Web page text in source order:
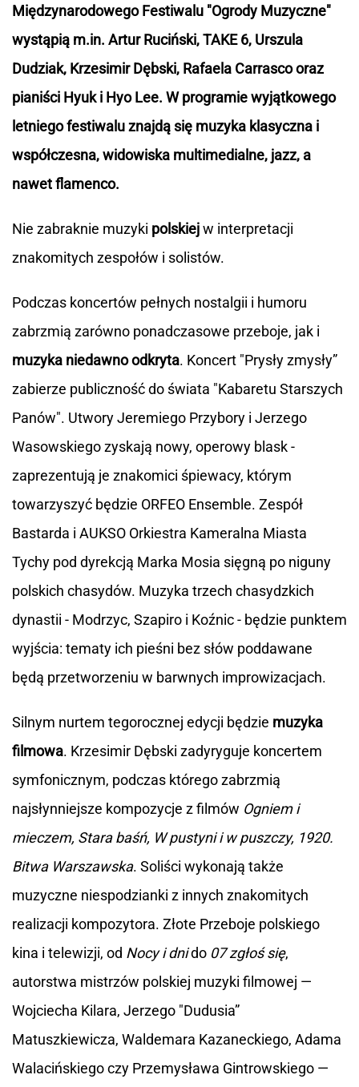
Międzynarodowego Festiwalu "Ogrody Muzyczne"
wystąpią m.in. Artur Ruciński, TAKE 6, Urszula
Dudziak, Krzesimir Dębski, Rafaela Carrasco oraz
pianiści Hyuk i Hyo Lee. W programie wyjątkowego
letniego festiwalu znajdą się muzyka klasyczna i
współczesna, widowiska multimedialne, jazz, a
nawet flamenco.
Nie zabraknie muzyki polskiejw interpretacji
znakomitych zespołów i solistów.
Podczas koncertów pełnych nostalgii i humoru
zabrzmią zarówno ponadczasowe przeboje, jak i
muzyka niedawno odkryta. Koncert "Prysły zmysły”
zabierze publiczność do świata "Kabaretu Starszych
Panów". Utwory Jeremiego Przybory i Jerzego
Wasowskiego zyskają nowy, operowy blask -
zaprezentują je znakomici śpiewacy, którym
towarzyszyć będzie ORFEO Ensemble. Zespół
Bastarda i AUKSO Orkiestra Kameralna Miasta
Tychy pod dyrekcją Marka Mosia sięgną po niguny
polskich chasydów. Muzyka trzech chasydzkich
dynastii - Modrzyc, Szapiro i Koźnic - będzie punktem
wyjścia: tematy ich pieśni bez słów poddawane
będą przetworzeniu w barwnych improwizacjach.
Silnym nurtem tegorocznej edycji będzie muzyka
filmowa. Krzesimir Dębski zadyryguje koncertem
symfonicznym, podczas którego zabrzmią
najsłynniejsze kompozycje z filmów Ogniem i
mieczem, Stara baśń, W pustyni i w puszczy, 1920.
Bitwa Warszawska. Soliści wykonają także
muzyczne niespodzianki z innych znakomitych
realizacji kompozytora. Złote Przeboje polskiego
kina i telewizji, od Nocy i dnido 07 zgłoś się,
autorstwa mistrzów polskiej muzyki filmowej —
Wojciecha Kilara, Jerzego "Dudusia”
Matuszkiewicza, Waldemara Kazaneckiego, Adama
Walacińskiego czy Przemysława Gintrowskiego —